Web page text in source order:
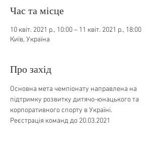
Час та місце
10 квіт. 2021 р., 10:00 – 11 квіт. 2021 р., 18:00
Київ, Україна
Про захід
Основна мета чемпіонату направлена на
підтримку розвитку дитячо-юнацького та
корпоративного спорту в Україні.
Реєстрація команд до 20.03.2021